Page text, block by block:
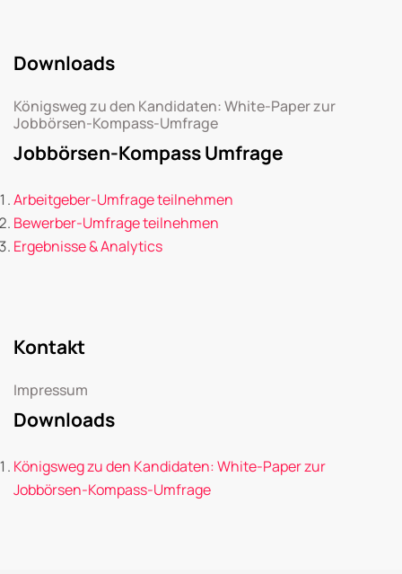
Downloads
Königsweg zu den Kandidaten: White-Paper zur
Jobbörsen-Kompass-Umfrage
Jobbörsen-Kompass Umfrage
Arbeitgeber-Umfrage teilnehmen
Bewerber-Umfrage teilnehmen
Ergebnisse & Analytics
Kontakt
Impressum
Downloads
Königsweg zu den Kandidaten: White-Paper zur
Jobbörsen-Kompass-Umfrage